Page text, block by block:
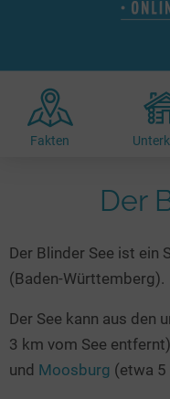
Radtouren am See
Kitesurfen
Kanu- & Kajaktouren
Badeseen in
Wellness am See
Romantik Hotels
Urlaub an der Küste
Unterkünfte
Hotels am See
Ferienwohnungen
Kanu- & Kajak-Urlaub
Bikeurlaub
Auszeit & Wellness
Camping am See
Top-Hotels
Familienhotels
Wellness-Hotels
Biohotels
Ausgefallenes
Häuser auf dem
Hundefreundliche
Seen in Deutschland
Seen in Europa
Überwachte
Unsere See-Highlights
Deutschlands schönste
Top Seen nach
Top Seen nach
Deutschlands
Fakten
Der
Der Blinder See ist ein
(Baden-Württemberg).
Der See kann aus den
3 km vom See
und Moosburg (etwa